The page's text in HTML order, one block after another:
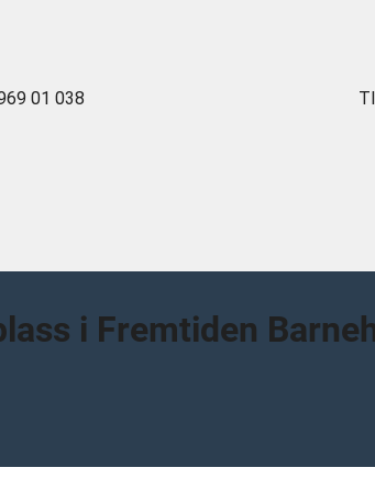
i Fremtiden
01 038